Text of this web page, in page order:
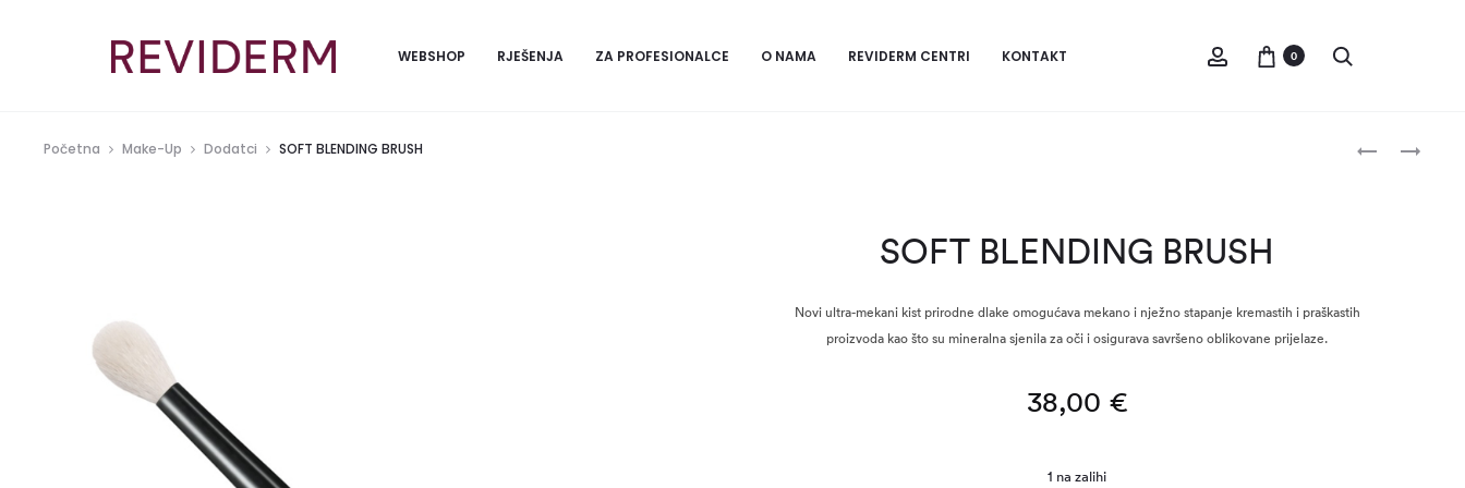
WEBSHOP RJEŠENJA ZA PROFESIONALCE O NAMA REVIDERM CENTRI KONTAKT Account 0
ŠILJILO
ENZYME
Početna Make-Up Dodatci SOFT BLENDING BRUSH
SOFT BLENDING BRUSH
Novi ultra-mekani kist prirodne dlake omogućava mekano i nježno stapanje kremastih i praškastih
proizvoda kao što su mineralna sjenila za oči i osigurava savršeno oblikovane prijelaze.
38,00 €
1 na zalihi